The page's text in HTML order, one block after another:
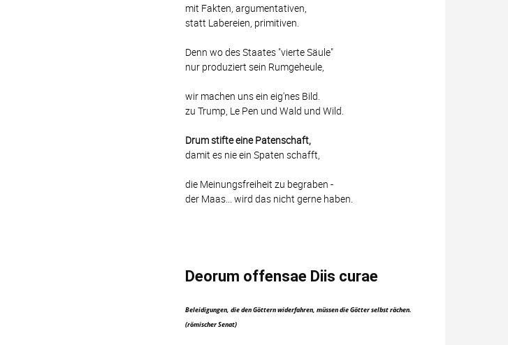
mit Fakten, argumentativen,
statt Labereien, primitiven.
Denn wo des Staates "vierte Säule"
nur produziert sein Rumgeheule,
wir machen uns ein eig'nes Bild.
zu Trump, Le Pen und Wald und Wild.
Drum stifte eine Patenschaft,
damit es nie ein Spaten schafft,
die Meinungsfreiheit zu begraben -
der Maas... wird das nicht gerne haben.
Deorum offensae Diis curae
Beleidigungen, die den Göttern widerfahren, müssen die Götter selbst rächen.
(römischer Senat)